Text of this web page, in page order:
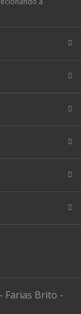
Farias Brito -